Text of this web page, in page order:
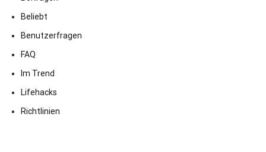
Beliebt
Benutzerfragen
FAQ
Im Trend
Lifehacks
Richtlinien